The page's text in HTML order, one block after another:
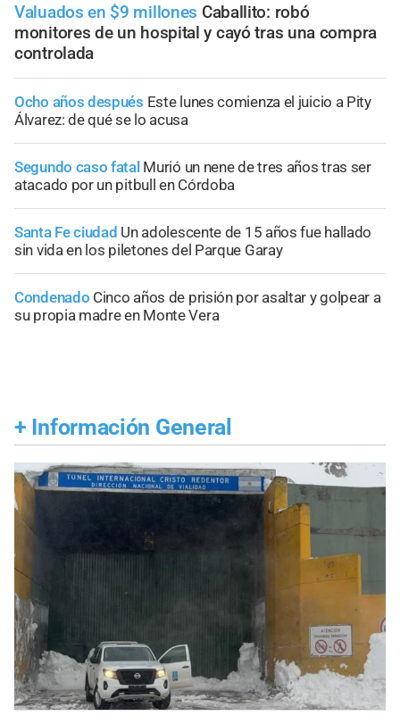
Valuados en $9 millones Caballito: robó
monitores de un hospital y cayó tras una compra
controlada
Ocho años después Este lunes comienza el juicio a Pity
Álvarez: de qué se lo acusa
Segundo caso fatal Murió un nene de tres años tras ser
atacado por un pitbull en Córdoba
Santa Fe ciudad Un adolescente de 15 años fue hallado
sin vida en los piletones del Parque Garay
Condenado Cinco años de prisión por asaltar y golpear a
su propia madre en Monte Vera
+ Información General